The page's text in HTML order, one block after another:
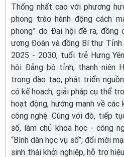
Thống nhất cao với phương
phong trào hành động cách
phong” do Đại hội đề ra,
ương Đoàn và đồng Bí thư Tỉnh
2025 - 2030, tuổi trẻ Hưng
hội Đảng bộ tỉnh, thanh niên
trong đào tạo, phát triển
có kế hoạch, giải pháp cụ thể
hoạt động, hướng mạnh về các
công nghệ. Cùng với đó, tiếp
số, làm chủ khoa học - công
“Bình dân học vụ số”; đổi mới
sinh thái khởi nghiệp, hỗ trợ